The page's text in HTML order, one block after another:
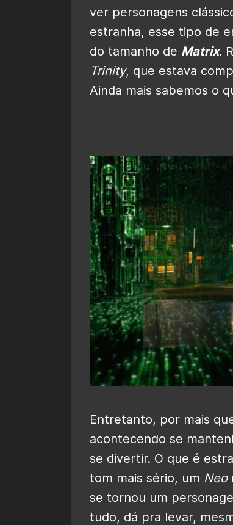
ver personagens
estranha, esse tipo de
do tamanho de Matrix.
Trinity, que estava
Ainda mais sabemos o
Entretanto, por mais
acontecendo se
se divertir. O que é
tom mais sério, um Neo
se tornou um
tudo, dá pra levar,